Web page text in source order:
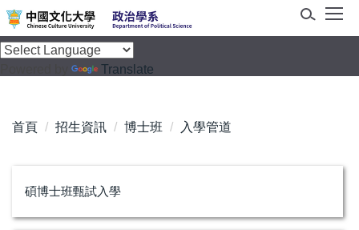
跳
到
主
區
Translate
首頁 招生資訊 博士班 入學管道
碩博士班甄試入學